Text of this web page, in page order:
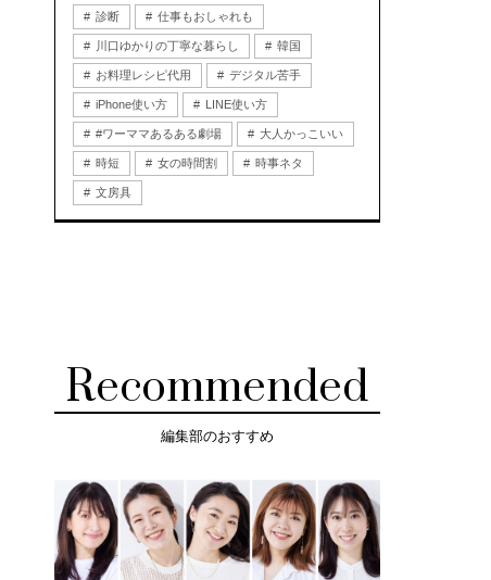
診断 仕事もおしゃれも
川口ゆかりの丁寧な暮らし 韓国
お料理レシピ代用 デジタル苦手
iPhone使い方 LINE使い方
#ワーママあるある劇場 大人かっこいい
時短 女の時間割 時事ネタ
文房具
Recommended
編集部のおすすめ